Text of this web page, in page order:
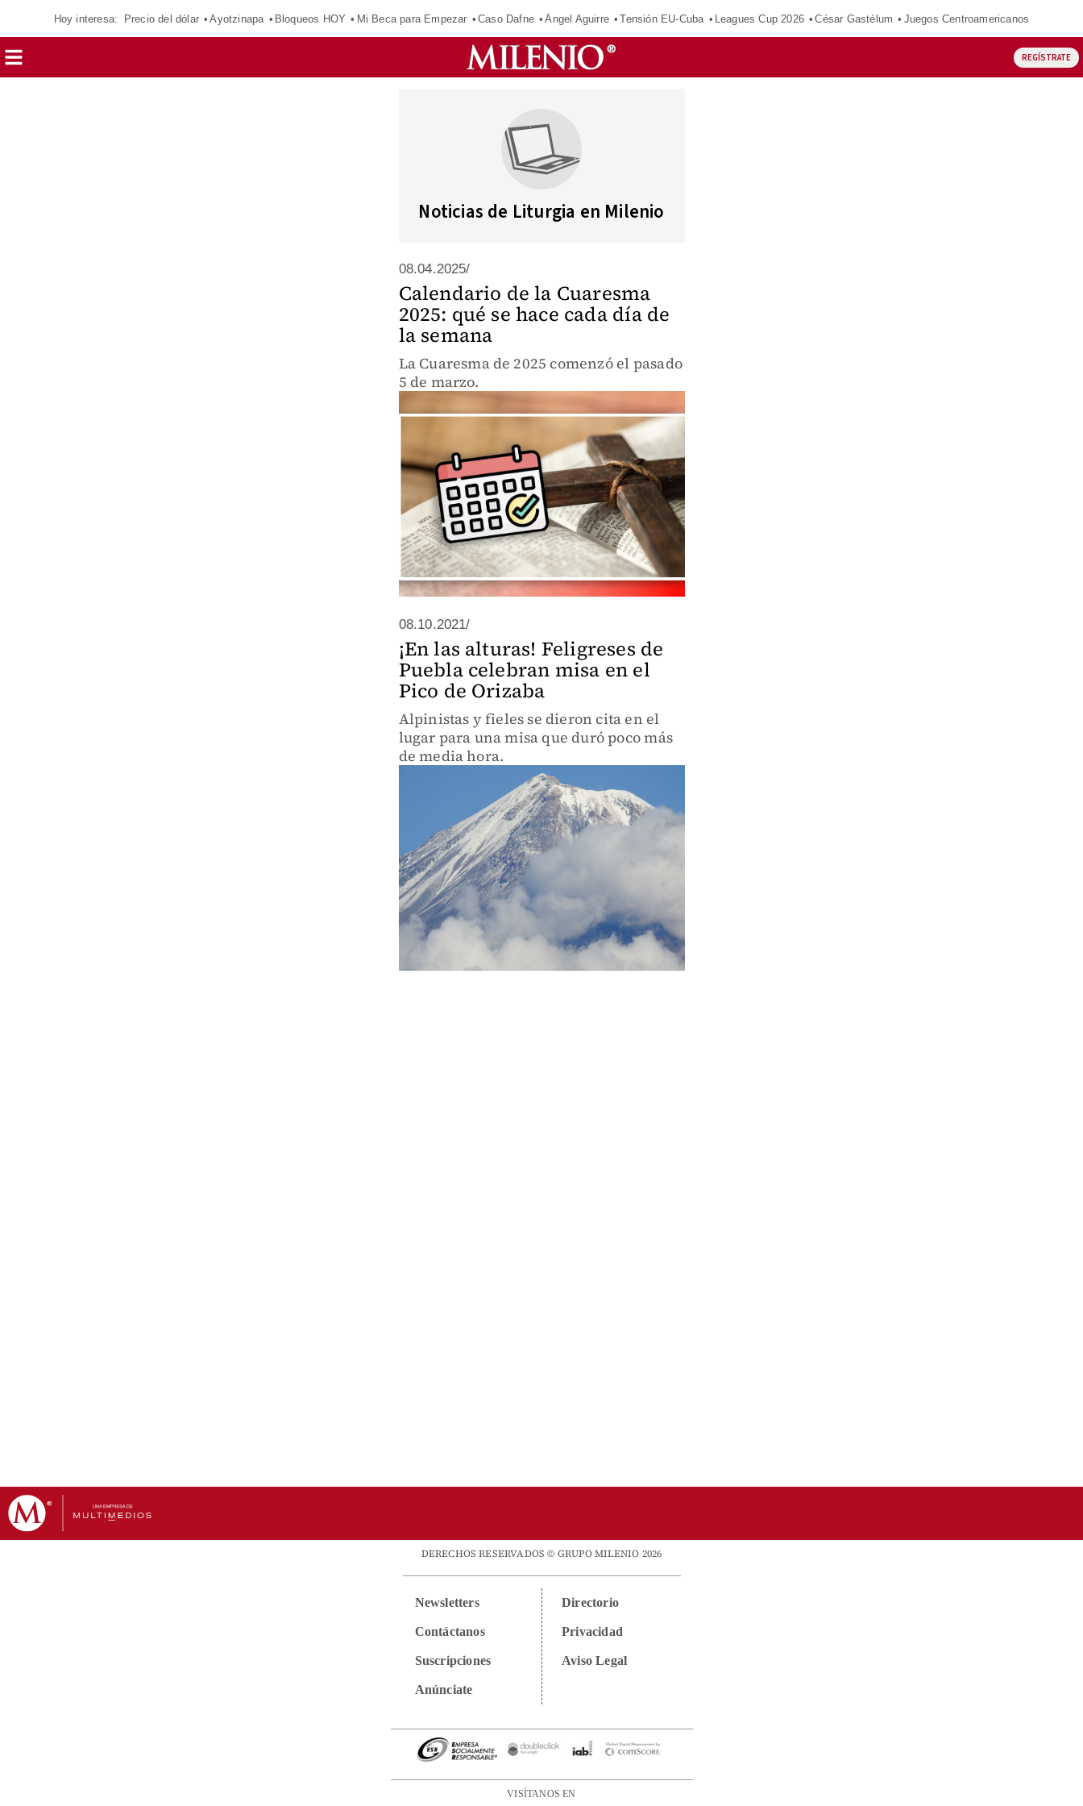
Hoy interesa: Precio del dólar Ayotzinapa Bloqueos HOY Mi Beca para Empezar Caso Dafne Ángel Aguirre Tensión EU-Cuba Leagues Cup 2026 César Gastélum Juegos Centroamericanos
REGÍSTRATE
Noticias de Liturgia en Milenio
08.04.2025/
Calendario de la Cuaresma
2025: qué se hace cada día de
la semana
La Cuaresma de 2025 comenzó el pasado
5 de marzo.
08.10.2021/
¡En las alturas! Feligreses de
Puebla celebran misa en el
Pico de Orizaba
Alpinistas y fieles se dieron cita en el
lugar para una misa que duró poco más
de media hora.
DERECHOS RESERVADOS © GRUPO MILENIO 2026
Newsletters
Contáctanos
Suscripciones
Anúnciate
Directorio
Privacidad
Aviso Legal
VISÍTANOS EN